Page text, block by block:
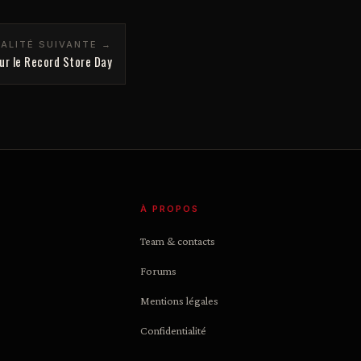
SUIVANTE →
le Record Store Day
À PROPOS
Team & contacts
Forums
Mentions légales
Confidentialité